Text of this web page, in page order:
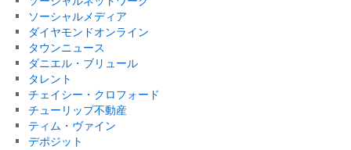
ソーシャルメディア
ダイヤモンドオンライン
タウンニュース
ダニエル・ブリュール
タレント
チェイシー・クロフォード
チューリップ不動産
ティム・ヴァイン
デポジット